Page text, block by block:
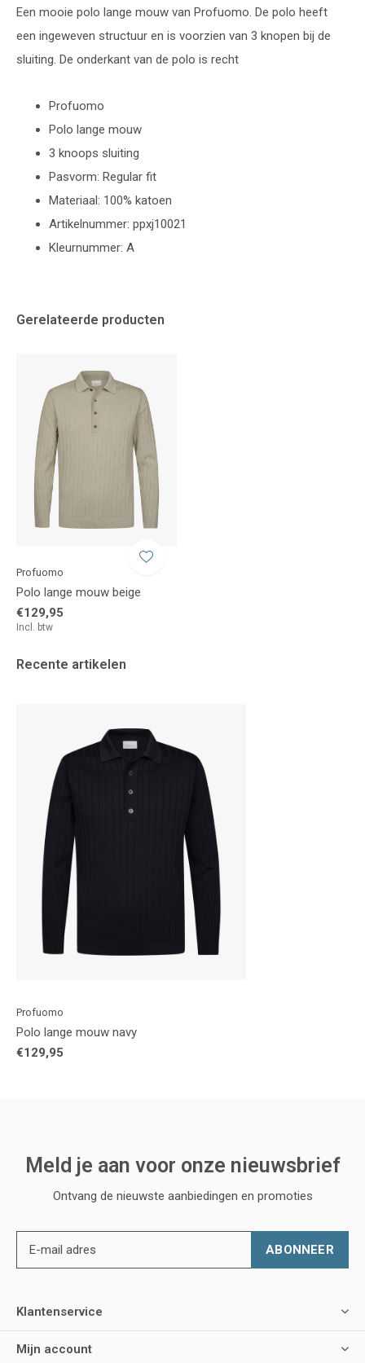
Een mooie polo lange mouw van Profuomo. De polo heeft
een ingeweven structuur en is voorzien van 3 knopen bij de
sluiting. De onderkant van de polo is recht
Profuomo
Polo lange mouw
3 knoops sluiting
Pasvorm: Regular fit
Materiaal: 100% katoen
Artikelnummer: ppxj10021
Kleurnummer: A
Gerelateerde producten
Profuomo
Polo lange mouw beige
€129,95
Incl. btw
Recente artikelen
Profuomo
Polo lange mouw navy
€129,95
Meld je aan voor onze nieuwsbrief
Ontvang de nieuwste aanbiedingen en promoties
ABONNEER
Klantenservice
Mijn account